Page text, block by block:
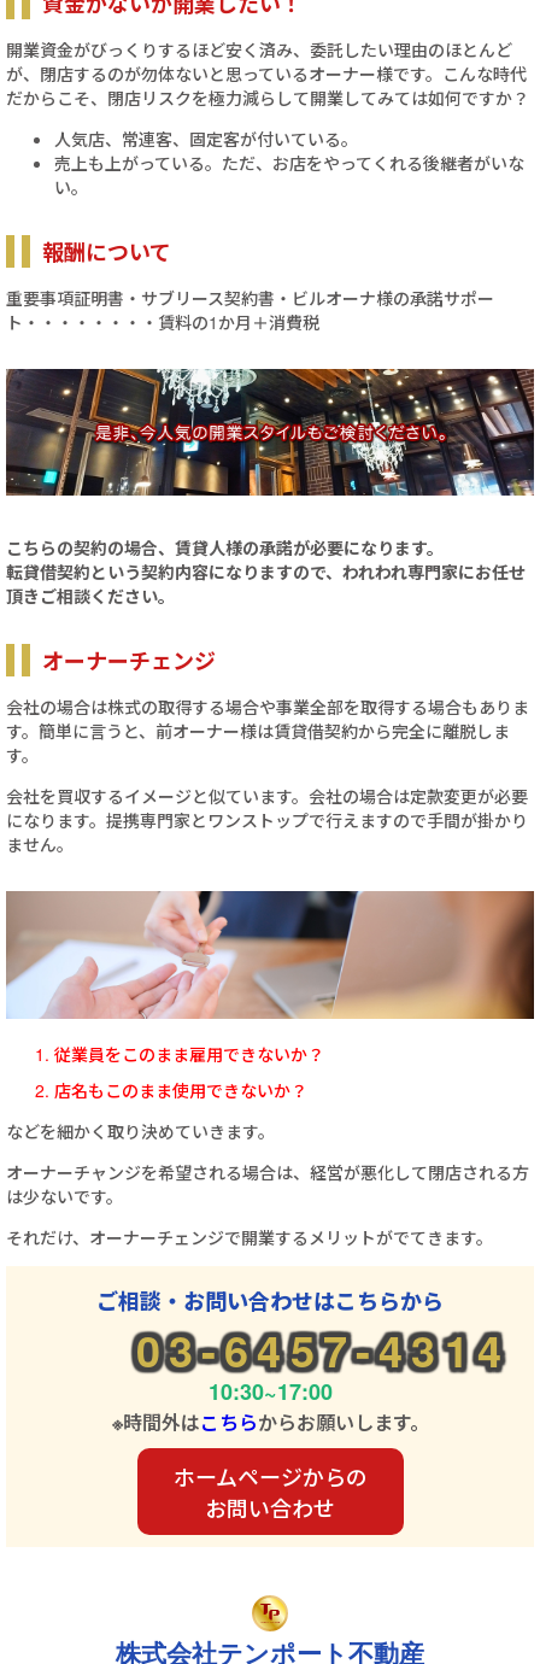
開業資金がびっくりするほど安く済み、委託したい理由のほとんど
が、閉店するのが勿体ないと思っているオーナー様です。こんな時代
だからこそ、閉店リスクを極力減らして開業してみては如何ですか？
人気店、常連客、固定客が付いている。
売上も上がっている。ただ、お店をやってくれる後継者がいな
い。
報酬について
重要事項証明書・サブリース契約書・ビルオーナ様の承諾サポー
ト・・・・・・・・賃料の1か月＋消費税
こちらの契約の場合、賃貸人様の承諾が必要になります。
転貸借契約という契約内容になりますので、われわれ専門家にお任せ
頂きご相談ください。
オーナーチェンジ
会社の場合は株式の取得する場合や事業全部を取得する場合もありま
す。簡単に言うと、前オーナー様は賃貸借契約から完全に離脱しま
す。
会社を買収するイメージと似ています。会社の場合は定款変更が必要
になります。提携専門家とワンストップで行えますので手間が掛かり
ません。
従業員をこのまま雇用できないか？
店名もこのまま使用できないか？
などを細かく取り決めていきます。
オーナーチャンジを希望される場合は、経営が悪化して閉店される方
は少ないです。
それだけ、オーナーチェンジで開業するメリットがでてきます。
ご相談・お問い合わせはこちらから
03-6457-4314
10:30~17:00
※時間外はこちらからお願いします。
ホームページからの
お問い合わせ
株式会社テンポート不動産